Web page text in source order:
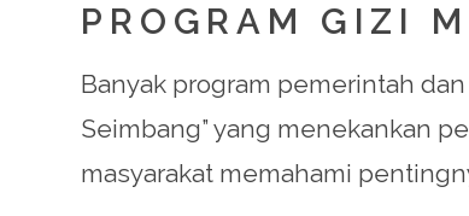
PROGRAM GIZI
Banyak program pemerintah
Seimbang” yang menekankan
masyarakat memahami